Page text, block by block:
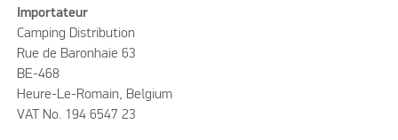
Importateur
Camping Distribution
Rue de Baronhaie 63
BE-468
Heure-Le-Romain, Belgium
VAT No. 194 6547 23